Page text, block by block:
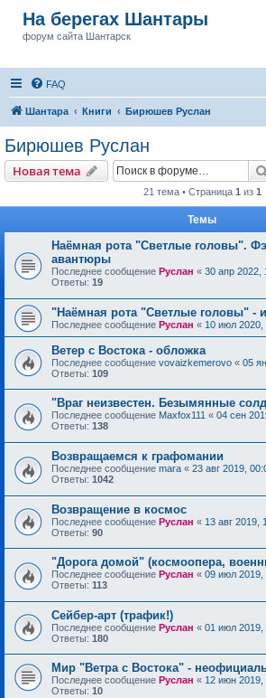
На берегах Шантары
форум сайта Шантарск
FAQ
Шантара Книги Бирюшев Руслан
Бирюшев Руслан
Новая тема
21 тема • Страница 1 из 1
Темы
Наёмная рота "Светлые головы".
авантюры
Последнее сообщение Руслан « 30 апр 2022,
Ответы: 19
"Наёмная рота "Светлые головы" -
Последнее сообщение Руслан « 10 июл 2020,
Ветер с Востока - обложка
Последнее сообщение vovaizkemerovo « 05
Ответы: 109
"Враг неизвестен. Безымянные
Последнее сообщение Maxfox111 « 04 сен
Ответы: 138
Возвращаемся к графомании
Последнее сообщение mara « 23 авг 2019,
Ответы: 1042
Возвращение в космос
Последнее сообщение Руслан « 13 авг 2019,
Ответы: 90
"Дорога домой" (космоопера,
Последнее сообщение Руслан « 09 июл 2019,
Ответы: 113
Сейбер-арт (трафик!)
Последнее сообщение Руслан « 01 июл 2019,
Ответы: 180
Мир "Ветра с Востока" -
Последнее сообщение Руслан « 12 июн 2019,
Ответы: 10